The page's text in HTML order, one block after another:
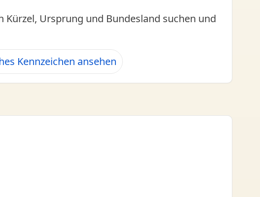
Ursprung und Bundesland suchen und
Kennzeichen ansehen